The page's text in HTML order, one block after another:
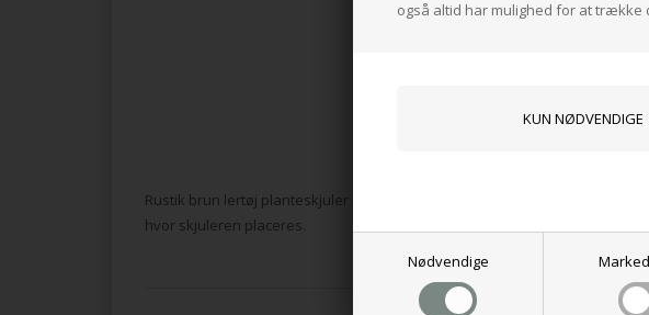
også altid har mulighed for at trække
Nødvendige
Tilføj
Rustik brun lertøj planteskjuler med ansigts motiv formet i potten.
hvor skjuleren placeres.
Måske er du